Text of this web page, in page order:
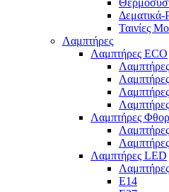
Δεματικά-
Ταινίες
Λαμπτήρες
Λαμπτήρες ECO
Λαμπτήρες
Λαμπτήρες LED
E14